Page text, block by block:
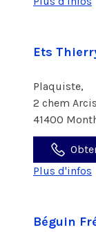
Ets
Plaquiste,
2 chem Arcis
41400
Plus d'infos
Béguin